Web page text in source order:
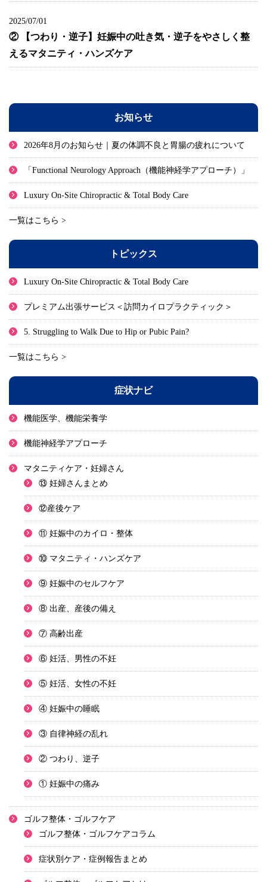
2025/07/01
② 【つわり・逆子】妊娠中の吐き気・逆子をやさしく整
えるマタニティ・ハンズケア
お知らせ
2026年8月のお知らせ｜夏の体調不良と胃腸の疲れについて
「Functional Neurology Approach（機能神経学アプローチ）」
Luxury On-Site Chiropractic & Total Body Care
一覧はこちら >
トピックス
Luxury On-Site Chiropractic & Total Body Care
プレミアム出張サービス＜訪問カイロプラクティック＞
5. Struggling to Walk Due to Hip or Pubic Pain?
一覧はこちら >
症状ナビ
機能医学、機能栄養学
機能神経学アプローチ
マタニティケア・妊婦さん
⑬ 妊婦さんまとめ
⑫産後ケア
⑪ 妊娠中のカイロ・整体
⑩ マタニティ・ハンズケア
⑨ 妊娠中のセルフケア
⑧ 出産、産後の備え
⑦ 高齢出産
⑥ 妊活、男性の不妊
⑤ 妊活、女性の不妊
④ 妊娠中の睡眠
③ 自律神経の乱れ
② つわり、逆子
① 妊娠中の痛み
ゴルフ整体・ゴルフケア
ゴルフ整体・ゴルフケアコラム
症状別ケア・症例報告まとめ